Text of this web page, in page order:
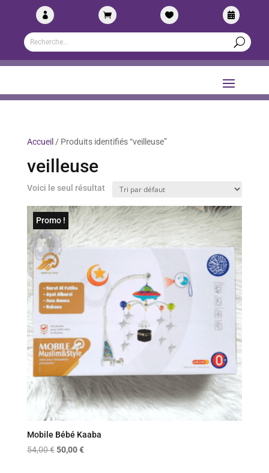
   
Accueil / Produits identifiés “veilleuse”
veilleuse
Voici le seul résultat
Promo !
Mobile Bébé Kaaba
54,00€ Le
50,00€Le